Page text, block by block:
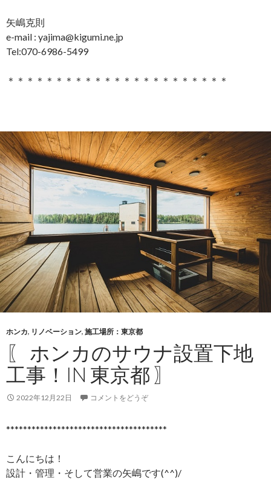
矢嶋克則
e-mail : yajima@kigumi.ne.jp
Tel:070-6986-5499
＊＊＊＊＊＊＊＊＊＊＊＊＊＊＊＊＊＊＊＊＊＊＊
ホンカ, リノベーション, 施工場所：東京都
〖 ホンカのサウナ設置下地
工事！IN 東京都 〗
2022年12月22日 コメントをどうぞ
**************************************
こんにちは！
設計・管理・そして営業の矢嶋です(^^)/